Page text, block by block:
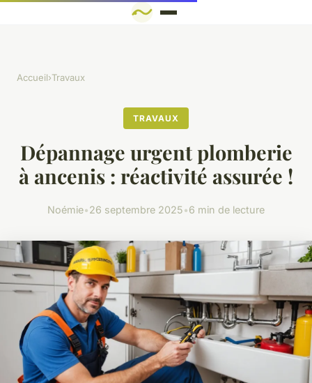
Accueil›Travaux
TRAVAUX
Dépannage urgent plomberie
à ancenis : réactivité assurée !
Noémie•26 septembre 2025•6 min de lecture